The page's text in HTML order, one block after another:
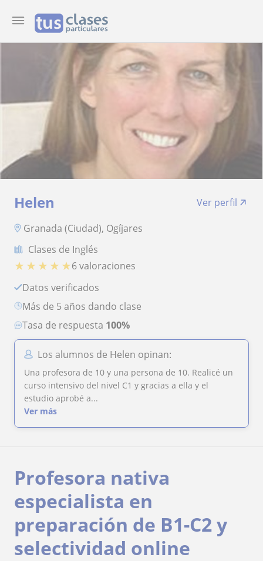
Helen
Ver perfil
Granada (Ciudad), Ogíjares
Clases de Inglés
★ ★ ★ ★ ★6 valoraciones
Datos verificados
más de 5 años dando clase
Tasa de respuesta 100%
Los alumnos de Helen opinan:
Una profesora de 10 y una persona de 10. Realicé un
curso intensivo del nivel C1 y gracias a ella y el
estudio aprobé a...
Ver más
Profesora nativa
especialista en
preparación de B1-C2 y
selectividad online